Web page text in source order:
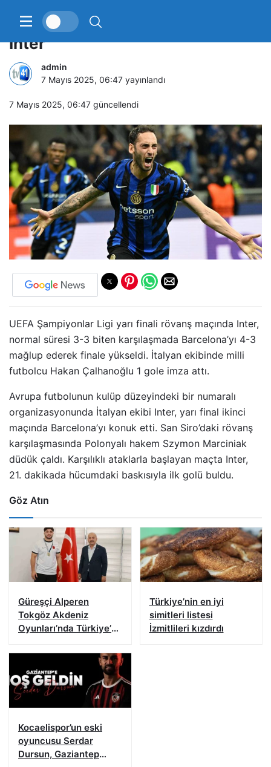
Şampiyonlar Ligi’nde ilk finalist
Inter
admin
7 Mayıs 2025, 06:47 yayınlandı
7 Mayıs 2025, 06:47 güncellendi
UEFA Şampiyonlar Ligi yarı finali rövanş maçında Inter,
normal süresi 3-3 biten karşılaşmada Barcelona’yı 4-3
mağlup ederek finale yükseldi. İtalyan ekibinde milli
futbolcu Hakan Çalhanoğlu 1 gole imza attı.
Avrupa futbolunun kulüp düzeyindeki bir numaralı
organizasyonunda İtalyan ekibi Inter, yarı final ikinci
maçında Barcelona’yı konuk etti. San Siro’daki rövanş
karşılaşmasında Polonyalı hakem Szymon Marciniak
düdük çaldı. Karşılıklı ataklarla başlayan maçta Inter,
21. dakikada hücumdaki baskısıyla ilk golü buldu.
Göz Atın
Güreşçi Alperen
Tokgöz Akdeniz
Oyunları’nda Türkiye’yi
Türkiye’nin en iyi
simitleri listesi
İzmitlileri kızdırdı
Kocaelispor’un eski
oyuncusu Serdar
Dursun, Gaziantep